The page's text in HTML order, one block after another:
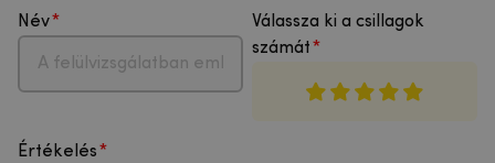
Név
Válassza ki a csillagok
számát
Értékelés